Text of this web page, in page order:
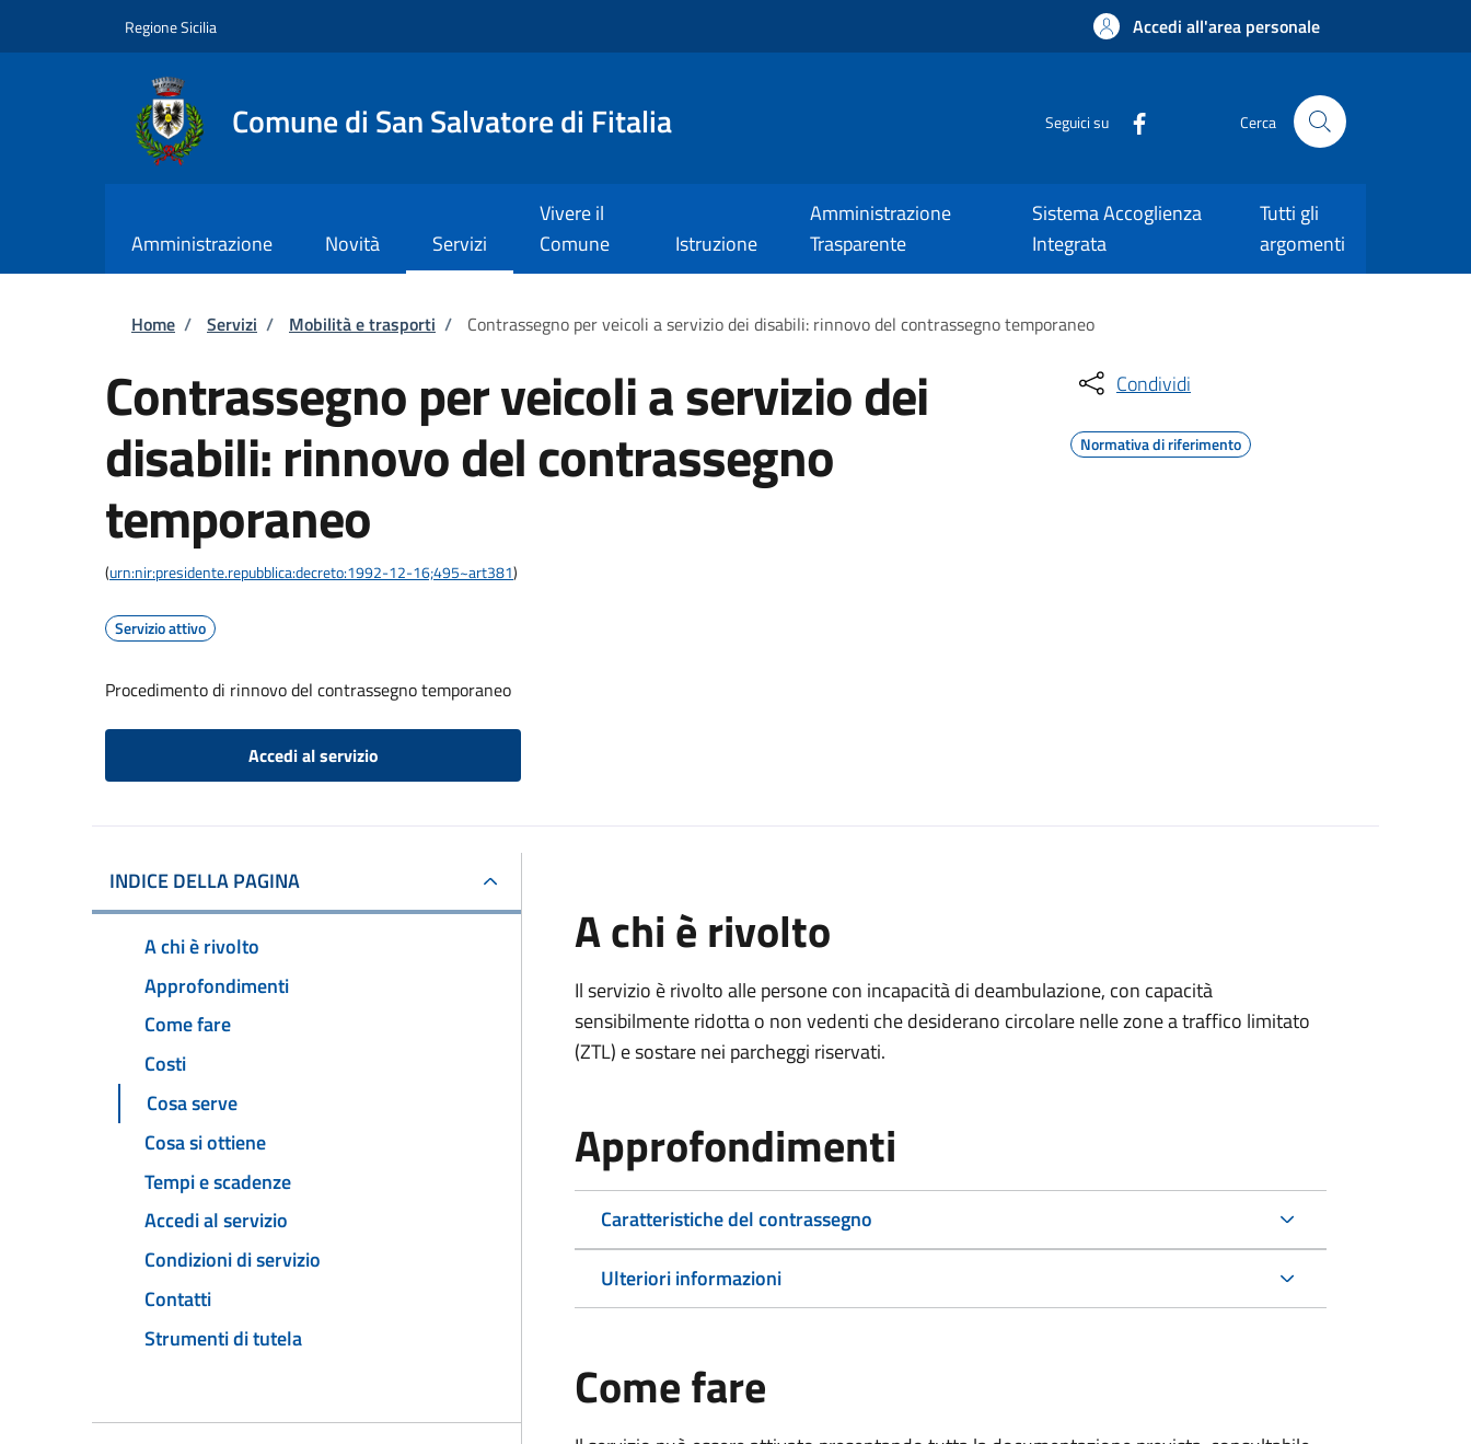
Regione Sicilia Accedi all'area personale
Comune di San Salvatore di Fitalia Seguici su Cerca
Amministrazione Novità Servizi
Vivere il
Comune
Istruzione
Amministrazione
Trasparente
Sistema Accoglienza
Integrata
Tutti gli
argomenti
Briciole di pane
Home / Servizi / Mobilità e trasporti / Contrassegno per veicoli a servizio dei disabili: rinnovo del contrassegno temporaneo
Contrassegno per veicoli a servizio dei
disabili: rinnovo del contrassegno
temporaneo
(urn:nir:presidente.repubblica:decreto:1992-12-16;495~art381)
Servizio attivo
Procedimento di rinnovo del contrassegno temporaneo
Accedi al servizio
Condividi
Normativa di riferimento
INDICE DELLA PAGINA
A chi è rivolto
Approfondimenti
Come fare
Costi
Cosa serve
Cosa si ottiene
Tempi e scadenze
Accedi al servizio
Condizioni di servizio
Contatti
Strumenti di tutela
A chi è rivolto
Il servizio è rivolto alle persone con incapacità di deambulazione, con capacità
sensibilmente ridotta o non vedenti che desiderano circolare nelle zone a traffico limitato
(ZTL) e sostare nei parcheggi riservati.
Approfondimenti
Caratteristiche del contrassegno
Ulteriori informazioni
Come fare